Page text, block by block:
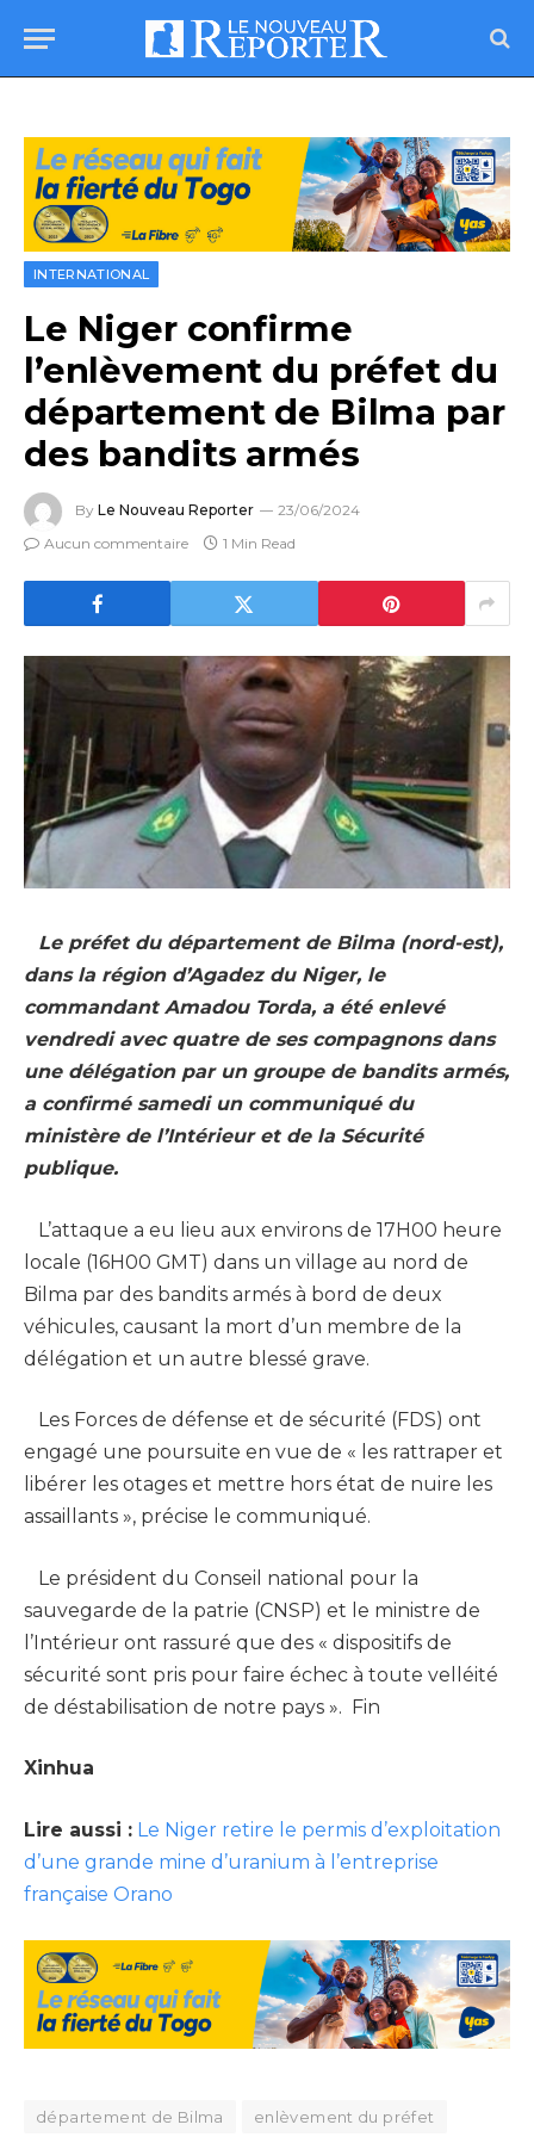
INTERNATIONAL
Le Niger confirme
l’enlèvement du préfet du
département de Bilma par
des bandits armés
By Le Nouveau Reporter
23/06/2024
Aucun commentaire
1 Min Read
Le préfet du département de Bilma (nord-est),
dans la région d’Agadez du Niger, le
commandant Amadou Torda, a été enlevé
vendredi avec quatre de ses compagnons dans
une délégation par un groupe de bandits armés,
a confirmé samedi un communiqué du
ministère de l’Intérieur et de la Sécurité
publique.
L’attaque a eu lieu aux environs de 17H00 heure
locale (16H00 GMT) dans un village au nord de
Bilma par des bandits armés à bord de deux
véhicules, causant la mort d’un membre de la
délégation et un autre blessé grave.
Les Forces de défense et de sécurité (FDS) ont
engagé une poursuite en vue de « les rattraper et
libérer les otages et mettre hors état de nuire les
assaillants », précise le communiqué.
Le président du Conseil national pour la
sauvegarde de la patrie (CNSP) et le ministre de
l’Intérieur ont rassuré que des « dispositifs de
sécurité sont pris pour faire échec à toute velléité
de déstabilisation de notre pays ». Fin
Xinhua
Lire aussi : Le Niger retire le permis d’exploitation
d’une grande mine d’uranium à l’entreprise
française Orano
département de Bilma enlèvement du préfet